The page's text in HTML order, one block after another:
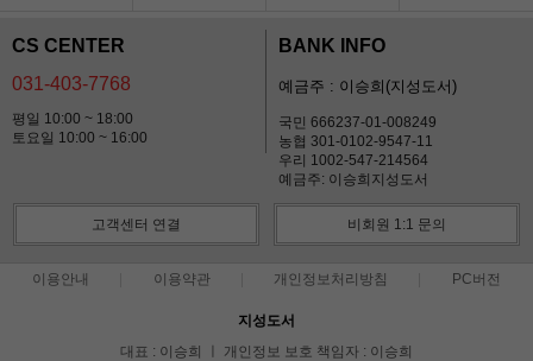
CS CENTER
031-403-7768
평일 10:00 ~ 18:00
토요일 10:00 ~ 16:00
BANK INFO
예금주 : 이승희(지성도서)
국민 666237-01-008249
농협 301-0102-9547-11
우리 1002-547-214564
예금주: 이승희지성도서
고객센터 연결 비회원 1:1 문의
이용안내 이용약관 개인정보처리방침 PC버전
지성도서
대표 : 이승희 ㅣ 개인정보 보호 책임자 : 이승희